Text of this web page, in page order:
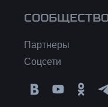
Партнеры
Соцсети